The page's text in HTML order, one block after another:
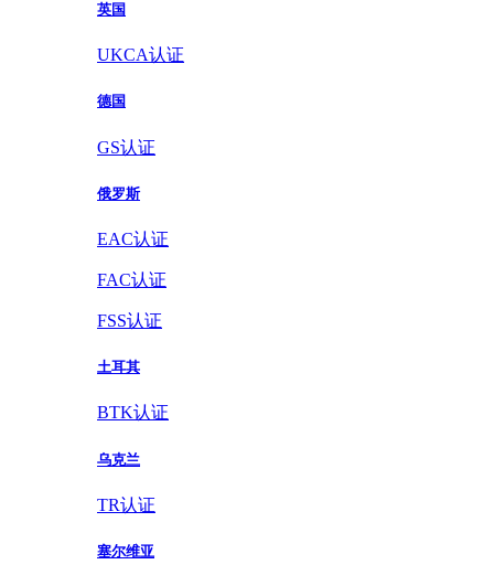
英国
UKCA认证
德国
GS认证
俄罗斯
EAC认证
FAC认证
FSS认证
土耳其
BTK认证
乌克兰
TR认证
塞尔维亚